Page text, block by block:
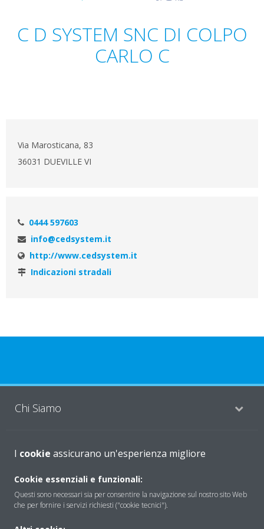
C D SYSTEM SNC DI COLPO
CARLO C
Via Marosticana, 83
36031 DUEVILLE VI
0444 597603
info@cedsystem.it
http://www.cedsystem.it
Indicazioni stradali
Chi Siamo
Soluzioni
Contattaci
I cookie assicurano un'esperienza migliore
Cookie essenziali e funzionali:
Questi sono necessari sia per consentire la navigazione sul nostro sito Web
che per fornire i servizi richiesti ("cookie tecnici").